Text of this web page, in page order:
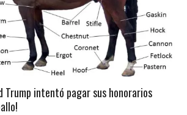
Trump intentó pagar sus honorarios